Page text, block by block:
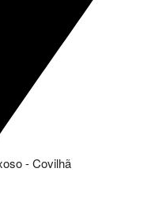
- Covilhã